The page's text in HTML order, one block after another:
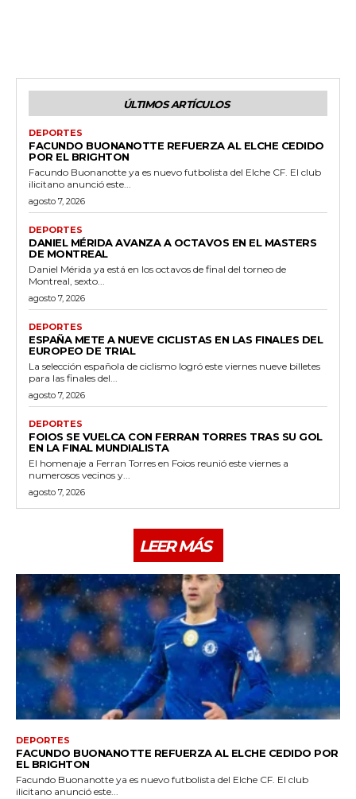
ÚLTIMOS ARTÍCULOS
DEPORTES
FACUNDO BUONANOTTE REFUERZA AL ELCHE CEDIDO
POR EL BRIGHTON
Facundo Buonanotte ya es nuevo futbolista del Elche CF. El club
ilicitano anunció este...
agosto 7, 2026
DEPORTES
DANIEL MÉRIDA AVANZA A OCTAVOS EN EL MASTERS
DE MONTREAL
Daniel Mérida ya está en los octavos de final del torneo de
Montreal, sexto...
agosto 7, 2026
DEPORTES
ESPAÑA METE A NUEVE CICLISTAS EN LAS FINALES DEL
EUROPEO DE TRIAL
La selección española de ciclismo logró este viernes nueve billetes
para las finales del...
agosto 7, 2026
DEPORTES
FOIOS SE VUELCA CON FERRAN TORRES TRAS SU GOL
EN LA FINAL MUNDIALISTA
El homenaje a Ferran Torres en Foios reunió este viernes a
numerosos vecinos y...
agosto 7, 2026
LEER MÁS
DEPORTES
FACUNDO BUONANOTTE REFUERZA AL ELCHE CEDIDO POR
EL BRIGHTON
Facundo Buonanotte ya es nuevo futbolista del Elche CF. El club
ilicitano anunció este...